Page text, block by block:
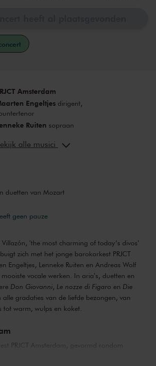
Amsterdam
Engeltjesdirigent,
Ruiten sopraan
Wolfbas-bariton
alle musici
duetten van Mozart
geen pauze
Villazón, 'the most charming of today’s divos'
zich met het jonge barokorkest PRJCT
Engeltjes, Lenneke Ruiten en Andreas Wolf
vocale werken. In aria's, duetten en
Don Giovanni, Le nozze di Figaro en Die
alle gradaties van de liefde bezongen, van
warm, wulps en koket.
PRJCT Amsterdam, gevormd rondom
Engeltjes, maakt opnieuw zijn opwachting in